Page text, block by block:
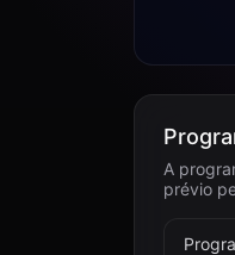
A
prévio